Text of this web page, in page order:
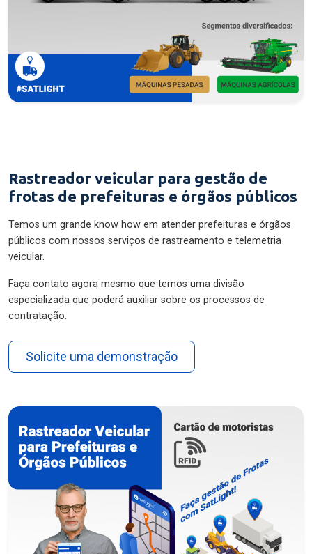
Rastreador veicular para gestão de
frotas de prefeituras e órgãos públicos
Temos um grande know how em atender prefeituras e órgãos
públicos com nossos serviços de rastreamento e telemetria
veicular.
Faça contato agora mesmo que temos uma divisão
especializada que poderá auxiliar sobre os processos de
contratação.
Solicite uma demonstração